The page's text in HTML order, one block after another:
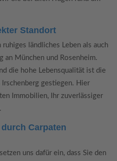
Standort
ländliches Leben als auch
an München und Rosenheim.
die hohe Lebensqualität ist die
gestiegen. Hier
Immobilien, Ihr zuverlässiger
Carpaten
uns dafür ein, dass Sie den